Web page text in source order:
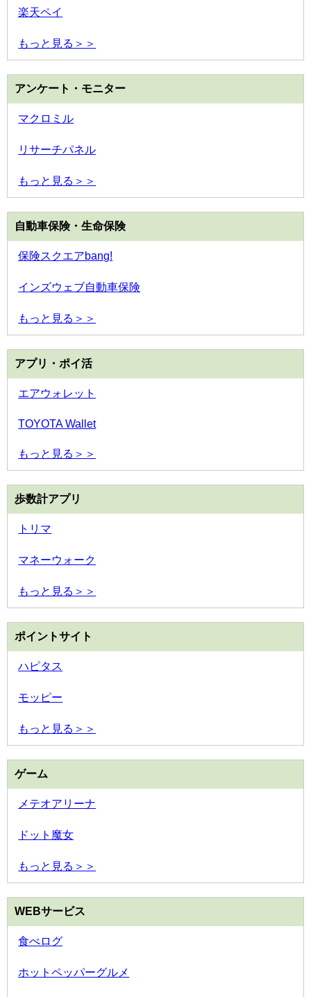
楽天ペイ
もっと見る＞＞
アンケート・モニター
マクロミル
リサーチパネル
もっと見る＞＞
自動車保険・生命保険
保険スクエアbang!
インズウェブ自動車保険
もっと見る＞＞
アプリ・ポイ活
エアウォレット
TOYOTA Wallet
もっと見る＞＞
歩数計アプリ
トリマ
マネーウォーク
もっと見る＞＞
ポイントサイト
ハピタス
モッピー
もっと見る＞＞
ゲーム
メテオアリーナ
ドット魔女
もっと見る＞＞
WEBサービス
食べログ
ホットペッパーグルメ